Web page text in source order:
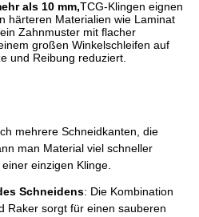
als 10 mm,TCG-Klingen eignen
härteren Materialien wie Laminat
Zahnmuster mit flacher
großen Winkelschleifen auf
und Reibung reduziert.
mehrere Schneidkanten, die
man Material viel schneller
einzigen Klinge.
Schneidens: Die Kombination
Raker sorgt für einen sauberen